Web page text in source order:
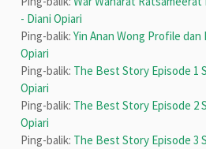
- Diani Opiari
Ping-balik:Yin Anan Wong Profile dan
Opiari
Ping-balik: The Best Story Episode 1
Opiari
Ping-balik: The Best Story Episode 2
Opiari
Ping-balik: The Best Story Episode 3